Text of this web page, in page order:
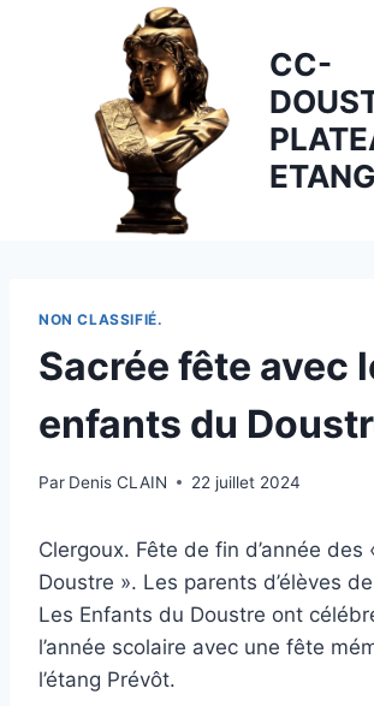
CC-
NON CLASSIFIÉ.
Sacrée fête avec
enfants du
Par Denis CLAIN 22 juillet 2024
Clergoux. Fête de fin d’année des
Doustre ». Les parents d’élèves
Les Enfants du Doustre ont
l’année scolaire avec une fête
l’étang Prévôt.